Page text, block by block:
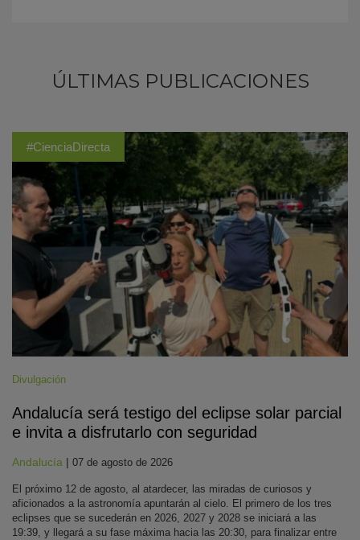
ÚLTIMAS PUBLICACIONES
#CienciaDirecta
Divulgación
Andalucía será testigo del eclipse solar parcial
e invita a disfrutarlo con seguridad
Andalucía | 07 de agosto de 2026
El próximo 12 de agosto, al atardecer, las miradas de curiosos y
aficionados a la astronomía apuntarán al cielo. El primero de los tres
eclipses que se sucederán en 2026, 2027 y 2028 se iniciará a las
19:39, y llegará a su fase máxima hacia las 20:30, para finalizar entre